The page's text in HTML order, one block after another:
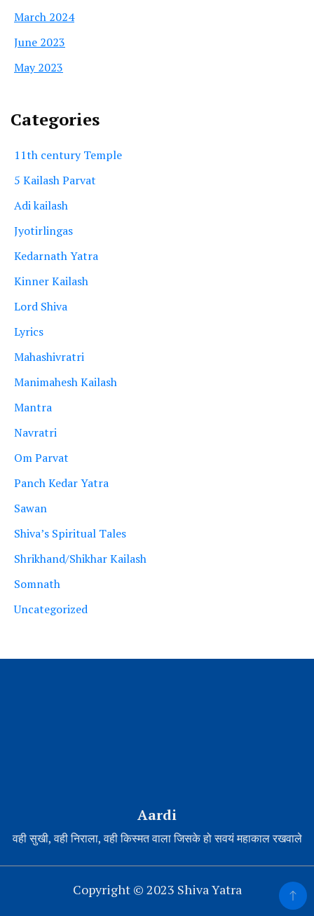
March 2024
June 2023
May 2023
Categories
11th century Temple
5 Kailash Parvat
Adi kailash
Jyotirlingas
Kedarnath Yatra
Kinner Kailash
Lord Shiva
Lyrics
Mahashivratri
Manimahesh Kailash
Mantra
Navratri
Om Parvat
Panch Kedar Yatra
Sawan
Shiva’s Spiritual Tales
Shrikhand/Shikhar Kailash
Somnath
Uncategorized
Aardi
वही सुखी, वही निराला, वही किस्मत वाला जिसके हो सवयं महाकाल रखवाले
Copyright © 2023 Shiva Yatra